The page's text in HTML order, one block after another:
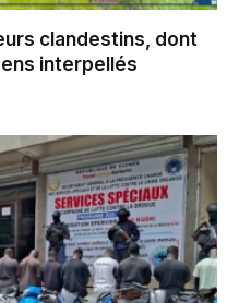
clandestins, dont
interpellés